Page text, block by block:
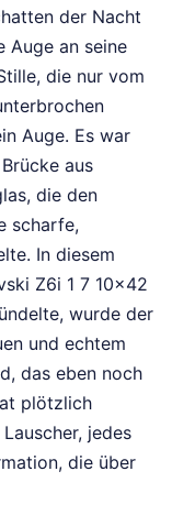
der Nacht
Auge an seine
die nur vom
Auge. Es war
aus
die den
scharfe,
In diesem
Z6i 1 7 10x42
wurde der
und echtem
das eben noch
plötzlich
jedes
die über